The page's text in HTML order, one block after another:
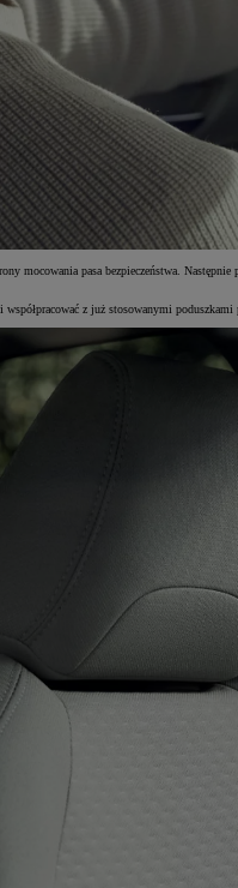
pasa bezpieczeństwa.
współpracować z już stosowanymi